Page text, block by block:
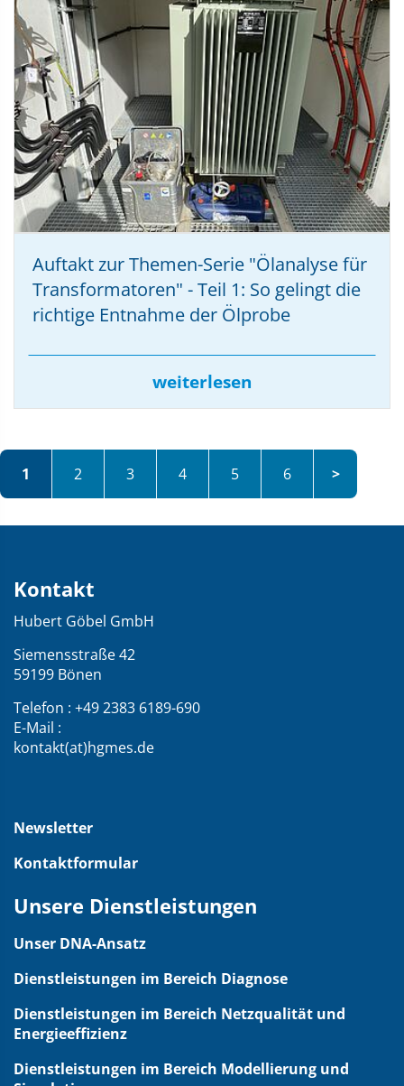
Auftakt zur Themen-Serie "Ölanalyse für
Transformatoren" - Teil 1: So gelingt die
richtige Entnahme der Ölprobe
weiterlesen
1 2 3 4 5 6
Kontakt
und
Übersicht
über
die
Webseite
Kontakt
Hubert Göbel GmbH
Siemensstraße 42
59199 Bönen
Telefon : +49 2383 6189-690
E-Mail :
kontakt(at)hgmes.de
Newsletter
Kontaktformular
Unsere Dienstleistungen
Unser DNA-Ansatz
Dienstleistungen im Bereich Diagnose
Dienstleistungen im Bereich Netzqualität und
Energieeffizienz
Dienstleistungen im Bereich Modellierung und